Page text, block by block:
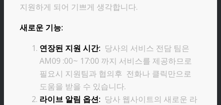
지원하게 되어 기쁘게 생각합니다.
새로운 기능:
연장된 지원 시간: 당사의 서비스 전담 팀은
AM09 :00~ 17:00 까지 서비스를 제공하므로
필요시 지원팀과 협의후 전화나 클릭만으로
도움을 받을 수 있습니다.
라이브 알림 옵션: 당사 웹사이트의 새로운 라